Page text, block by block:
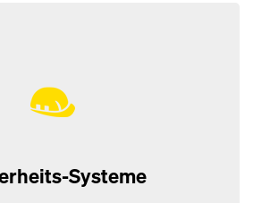
Systeme